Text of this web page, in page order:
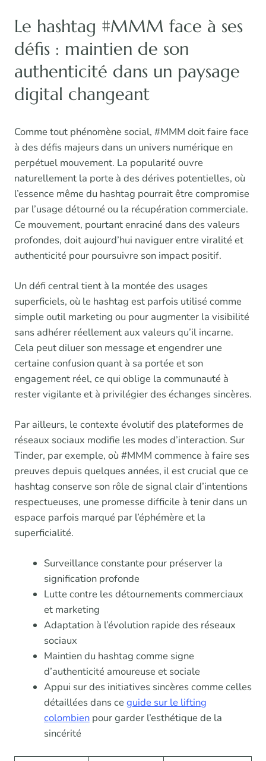
Le hashtag #MMM face à ses
défis : maintien de son
authenticité dans un paysage
digital changeant
Comme tout phénomène social, #MMM doit faire face
à des défis majeurs dans un univers numérique en
perpétuel mouvement. La popularité ouvre
naturellement la porte à des dérives potentielles, où
l’essence même du hashtag pourrait être compromise
par l’usage détourné ou la récupération commerciale.
Ce mouvement, pourtant enraciné dans des valeurs
profondes, doit aujourd’hui naviguer entre viralité et
authenticité pour poursuivre son impact positif.
Un défi central tient à la montée des usages
superficiels, où le hashtag est parfois utilisé comme
simple outil marketing ou pour augmenter la visibilité
sans adhérer réellement aux valeurs qu’il incarne.
Cela peut diluer son message et engendrer une
certaine confusion quant à sa portée et son
engagement réel, ce qui oblige la communauté à
rester vigilante et à privilégier des échanges sincères.
Par ailleurs, le contexte évolutif des plateformes de
réseaux sociaux modifie les modes d’interaction. Sur
Tinder, par exemple, où #MMM commence à faire ses
preuves depuis quelques années, il est crucial que ce
hashtag conserve son rôle de signal clair d’intentions
respectueuses, une promesse difficile à tenir dans un
espace parfois marqué par l’éphémère et la
superficialité.
Surveillance constante pour préserver la
signification profonde
Lutte contre les détournements commerciaux
et marketing
Adaptation à l’évolution rapide des réseaux
sociaux
Maintien du hashtag comme signe
d’authenticité amoureuse et sociale
Appui sur des initiatives sincères comme celles
détaillées dans ce guide sur le lifting
colombienpour garder l’esthétique de la
sincérité